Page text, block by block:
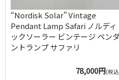
“Nordisk Solar” Vintage
Pendant Lamp Safari ノルディ
ックソーラー ビンテージ ペンダ
ントランプ サファリ
78,000円(税